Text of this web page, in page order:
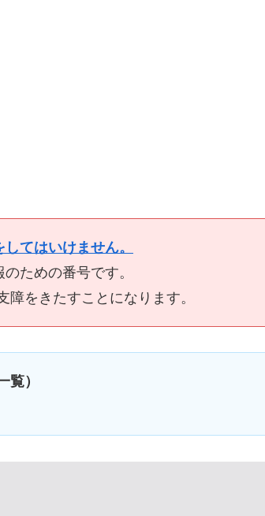
てはいけません。
ための番号です。
をきたすことになります。
）